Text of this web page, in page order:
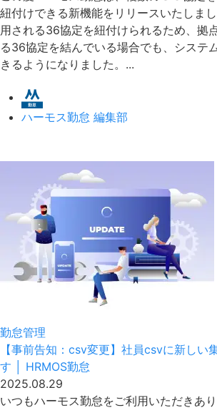
紐付けできる新機能をリリースいたしま
用される36協定を紐付けられるため、拠
る36協定を結んでいる場合でも、システ
きるようになりました。...
ハーモス勤怠 編集部
勤怠管理
【事前告知：csv変更】社員csvに新しい
す │ HRMOS勤怠
2025.08.29
いつもハーモス勤怠をご利用いただきあ